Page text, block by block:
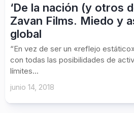
‘De la nación (y otros
Zavan Films. Miedo y
global
“En vez de ser un «reflejo
con todas las posibilidades de
límites...
junio 14, 2018